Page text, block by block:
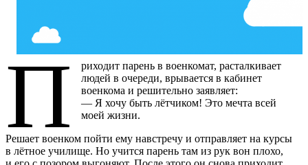
П
риходит парень в военкомат, расталкивает
людей в очереди, врывается в кабинет
военкома и решительно заявляет:
— Я хочу быть лётчиком! Это мечта всей
моей жизни.
Решает военком пойти ему навстречу и отправляет на курсы
в лётное училище. Но учится парень там из рук вон плохо,